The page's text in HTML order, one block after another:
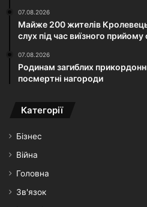
07.08.2026
Майже 200 жителів
слух під час виїзного прийому
07.08.2026
Родинам загиблих
посмертні нагороди
Категорії
Бізнес
Війна
Головна
Зв'язок